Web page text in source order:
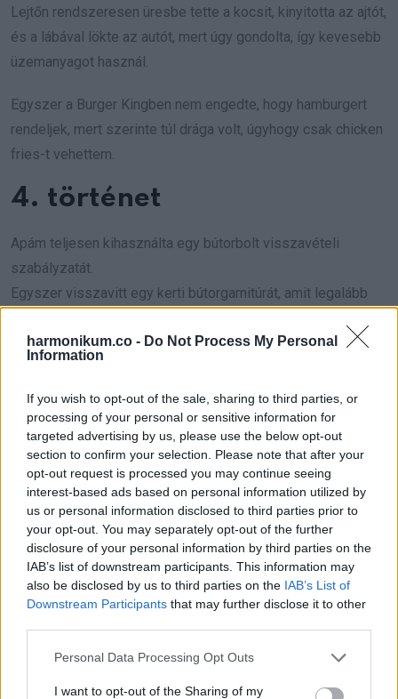
harmonikum.co - Do Not Process My Personal
Information
If you wish to opt-out of the sale, sharing to third parties, or
processing of your personal or sensitive information for
targeted advertising by us, please use the below opt-out
section to confirm your selection. Please note that after your
opt-out request is processed you may continue seeing
interest-based ads based on personal information utilized by
us or personal information disclosed to third parties prior to
your opt-out. You may separately opt-out of the further
disclosure of your personal information by third parties on the
IAB’s list of downstream participants. This information may
also be disclosed by us to third parties on the IAB’s List of
Downstream Participants that may further disclose it to other
Please note that this website/app uses one or more Google
not limited to your visit or usage behaviour. You may click to
Personal Data Processing Opt Outs
I want to opt-out of the Sharing of my
Lejtőn rendszeresen üresbe tette a kocsit, kinyitotta az ajtót,
és a lábával lökte az autót, mert úgy gondolta, így kevesebb
üzemanyagot használ.
Egyszer a Burger Kingben nem engedte, hogy hamburgert
rendeljek, mert szerinte túl drága volt, úgyhogy csak chicken
fries-t vehettem.
4. történet
Apám teljesen kihasználta egy bútorbolt visszavételi
szabályzatát.
Egyszer visszavitt egy kerti bútorgarnitúrát, amit legalább
kifakult a napon, több elem szét is tört.
olyan visszatérítést kapott, amiből majdnem kijött egy
vadonatúj teraszbútor szett.
Nehéz volt felfogni, de ő iszonyúan elégedett volt magával.
5. történet
Miközben a szüleim luxusban éltek, nekem alig maradt
valami.
Amikor a nagymamám meghalt, csendben lenyúlták az
10000 forintos tescós ajándékkártyát, és ennyi. Annyira le